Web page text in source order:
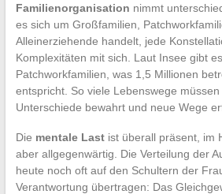
Familienorganisation nimmt
es sich um Großfamilien,
Alleinerziehende handelt, jede
Komplexitäten mit sich. Laut Insee gibt
Patchworkfamilien, was 1,5 Millionen
entspricht. So viele Lebenswege müssen
Unterschiede bewahrt und neue Wege
Die mentale Lastist überall präsent, im
aber allgegenwärtig. Die Verteilung der
heute noch oft auf den Schultern der
Verantwortung übertragen: Das